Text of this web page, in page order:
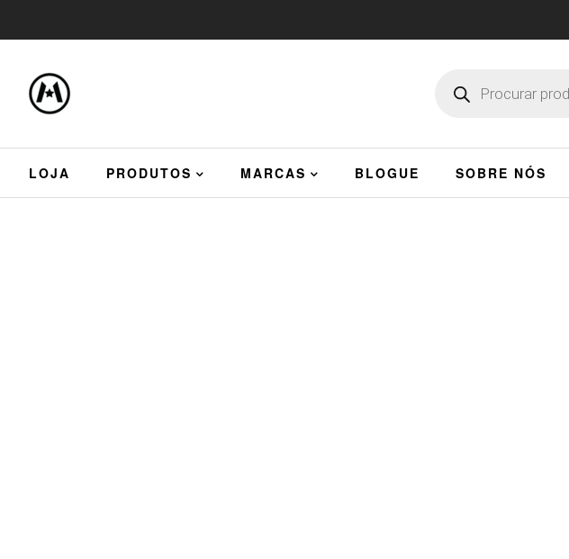
LOJA PRODUTOS MARCAS BLOGUE SOBRE NÓS